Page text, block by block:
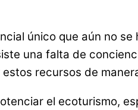
único que aún no
una falta de
recursos de
el ecoturismo,